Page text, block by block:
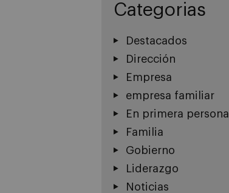
Categorias
Destacados
Dirección
Empresa
empresa familiar
En primera persona
Familia
Gobierno
Liderazgo
Noticias